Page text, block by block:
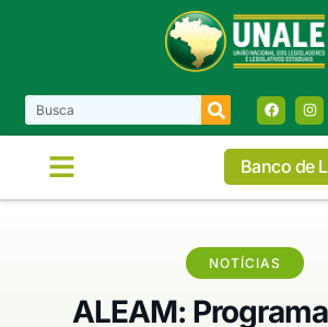
Banco de
NOTÍCIAS
ALEAM: